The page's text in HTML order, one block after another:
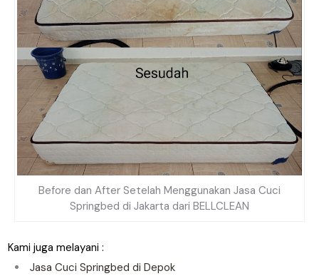
Before dan After Setelah Menggunakan Jasa Cuci
Springbed di Jakarta dari BELLCLEAN
Kami juga melayani :
Jasa Cuci Springbed di Depok